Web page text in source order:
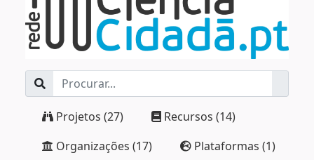
Projetos (27)
Recursos (14)
Organizações (17)
Plataformas (1)